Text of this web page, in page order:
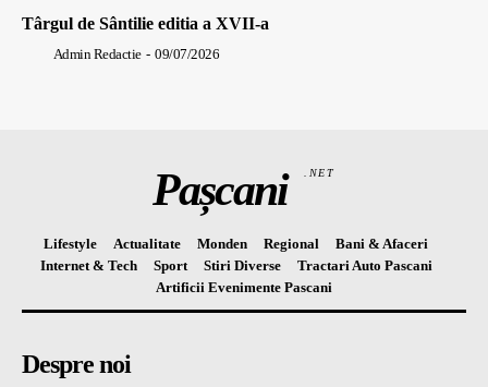
Târgul de Sântilie editia a XVII-a
Admin Redactie - 09/07/2026
Pașcani .NET
Lifestyle Actualitate Monden Regional
Bani & Afaceri
Internet & Tech
Sport Stiri Diverse
Tractari Auto Pascani
Artificii Evenimente Pascani
Despre noi